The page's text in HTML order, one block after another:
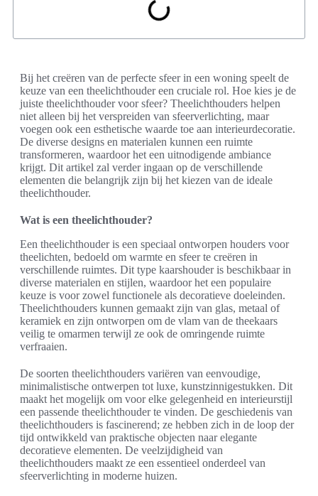
Bij het creëren van de perfecte sfeer in een woning speelt de
keuze van een theelichthouder een cruciale rol. Hoe kies je de
juiste theelichthouder voor sfeer? Theelichthouders helpen
niet alleen bij het verspreiden van sfeerverlichting, maar
voegen ook een esthetische waarde toe aan interieurdecoratie.
De diverse designs en materialen kunnen een ruimte
transformeren, waardoor het een uitnodigende ambiance
krijgt. Dit artikel zal verder ingaan op de verschillende
elementen die belangrijk zijn bij het kiezen van de ideale
theelichthouder.
Wat is een theelichthouder?
Een theelichthouder is een speciaal ontworpen houders voor
theelichten, bedoeld om warmte en sfeer te creëren in
verschillende ruimtes. Dit type kaarshouder is beschikbaar in
diverse materialen en stijlen, waardoor het een populaire
keuze is voor zowel functionele als decoratieve doeleinden.
Theelichthouders kunnen gemaakt zijn van glas, metaal of
keramiek en zijn ontworpen om de vlam van de theekaars
veilig te omarmen terwijl ze ook de omringende ruimte
verfraaien.
De soorten theelichthouders variëren van eenvoudige,
minimalistische ontwerpen tot luxe, kunstzinnigestukken. Dit
maakt het mogelijk om voor elke gelegenheid en interieurstijl
een passende theelichthouder te vinden. De geschiedenis van
theelichthouders is fascinerend; ze hebben zich in de loop der
tijd ontwikkeld van praktische objecten naar elegante
decoratieve elementen. De veelzijdigheid van
theelichthouders maakt ze een essentieel onderdeel van
sfeerverlichting in moderne huizen.